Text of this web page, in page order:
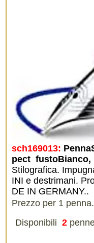
sch169013:
pect  fustoBianco,
Stilografica.
INI e destrimani.
DE IN GERMANY..
Prezzo per 1 penna.
Disponibili 2